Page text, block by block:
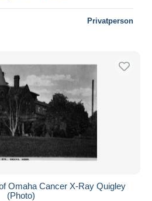
Privatperson
Omaha Cancer X-Ray Quigley
(Photo)